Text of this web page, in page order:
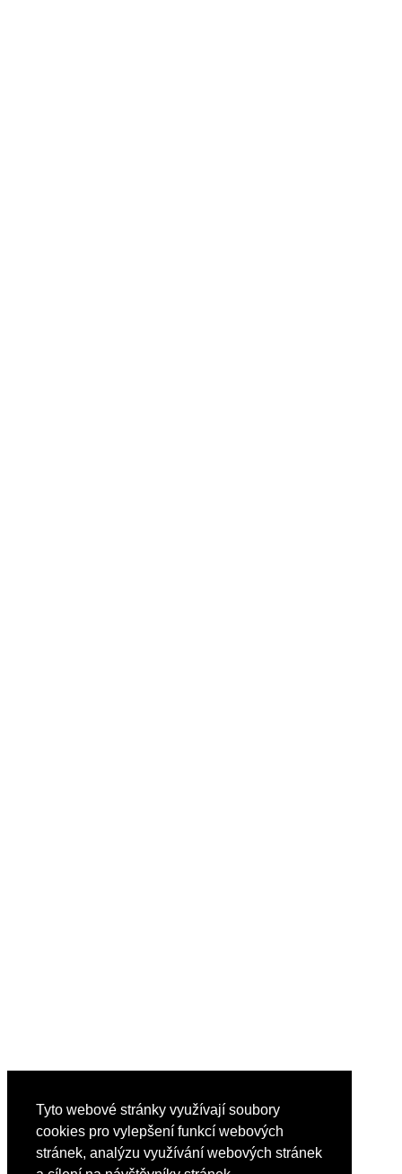
Tyto webové stránky využívají soubory
cookies pro vylepšení funkcí webových
stránek, analýzu využívání webových stránek